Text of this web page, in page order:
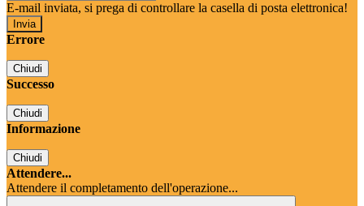
E-mail inviata, si prega di controllare la casella di posta elettronica!
Errore
Chiudi
Successo
Chiudi
Informazione
Chiudi
Attendere...
Attendere il completamento dell'operazione...